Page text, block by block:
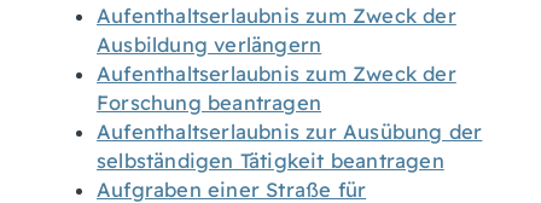
Aufenthaltserlaubnis zum Zweck der
Ausbildung verlängern
Aufenthaltserlaubnis zum Zweck der
Forschung beantragen
Aufenthaltserlaubnis zur Ausübung der
selbständigen Tätigkeit beantragen
Aufgraben einer Straße für